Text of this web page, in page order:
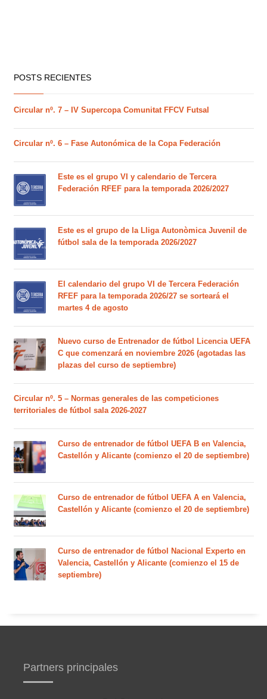
POSTS RECIENTES
Circular nº. 7 – IV Supercopa Comunitat FFCV Futsal
Circular nº. 6 – Fase Autonómica de la Copa Federación
Este es el grupo VI y calendario de Tercera
Federación RFEF para la temporada 2026/2027
Este es el grupo de la Lliga Autonòmica Juvenil de
fútbol sala de la temporada 2026/2027
El calendario del grupo VI de Tercera Federación
RFEF para la temporada 2026/27 se sorteará el
martes 4 de agosto
Nuevo curso de Entrenador de fútbol Licencia UEFA
C que comenzará en noviembre 2026 (agotadas las
plazas del curso de septiembre)
Circular nº. 5 – Normas generales de las competiciones
territoriales de fútbol sala 2026-2027
Curso de entrenador de fútbol UEFA B en Valencia,
Castellón y Alicante (comienzo el 20 de septiembre)
Curso de entrenador de fútbol UEFA A en Valencia,
Castellón y Alicante (comienzo el 20 de septiembre)
Curso de entrenador de fútbol Nacional Experto en
Valencia, Castellón y Alicante (comienzo el 15 de
septiembre)
Partners principales